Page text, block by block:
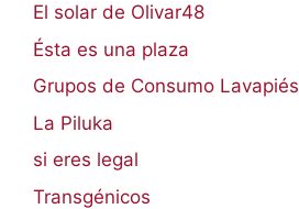
El solar de Olivar48
Ésta es una plaza
Grupos de Consumo Lavapiés
La Piluka
si eres legal
Transgénicos